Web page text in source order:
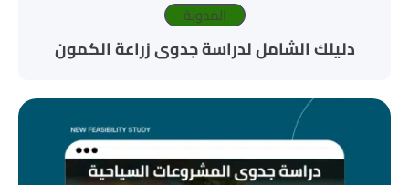
المدونة
دليلك الشامل لدراسة جدوى زراعة الكمون